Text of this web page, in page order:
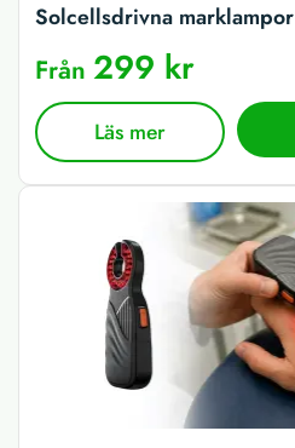
Solcellsdrivna marklampor
Från 299 kr
Läs mer